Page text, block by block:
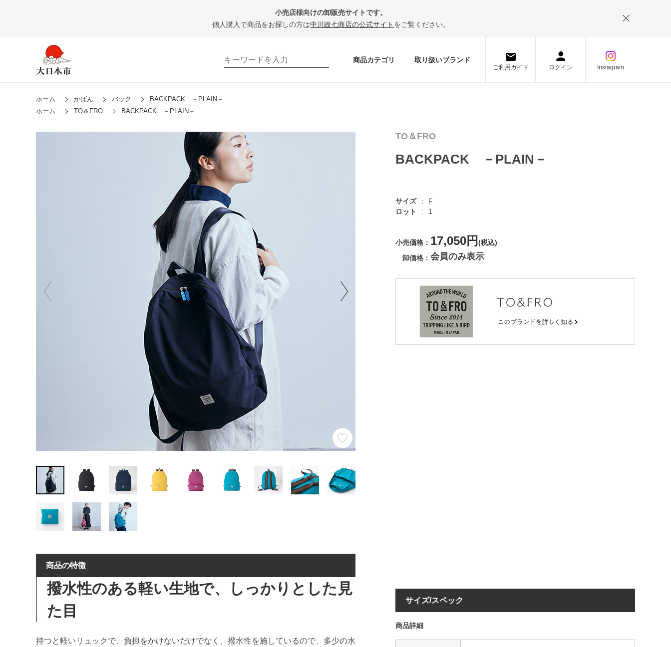
小売店様向けの卸販売サイトです。
個人購入で商品をお探しの方は中川政七商店の公式サイト をご覧ください。
商品カテゴリ 取り扱いブランド
ご利用ガイド ログイン Instagram
ホーム かばん バック
BACKPACK －PLAIN－
ホーム
TO＆FRO BACKPACK －PLAIN－
商品の特徴
撥水性のある軽い生地で、しっかりとした見
た目
持つと軽いリュックで、負担をかけないだけでなく、撥水性を施しているので、多少の水
TO＆FRO
BACKPACK －PLAIN－
サイズ
F
ロット
1
小売価格 17,050円 (税込)
卸価格
会員のみ表示
サイズ/スペック
商品詳細